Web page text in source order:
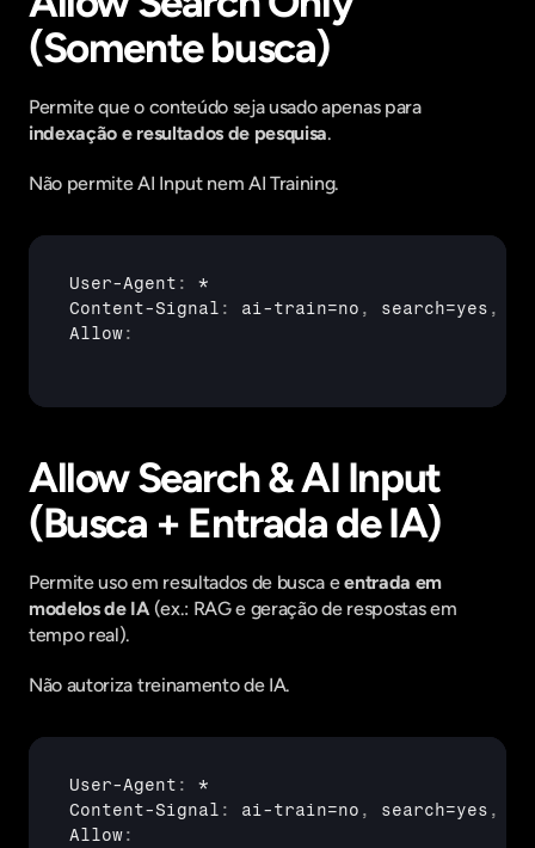
(Somente busca)
Permite que o conteúdo seja usado apenas para
indexação e resultados de pesquisa.
Não permite AI Input nem AI Training.
User-Agent :
Content-Signal : ai-train=no , search=yes ,
Allow:
Allow Search & AI Input
(Busca + Entrada de IA)
Permite uso em resultados de busca e entrada em
modelos de IA (ex.: RAG e geração de respostas em
tempo real).
Não autoriza treinamento de IA.
User-Agent :
Content-Signal : ai-train=no , search=yes ,
Allow: